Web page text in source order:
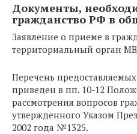
Документы,
гражданство РФ в
Заявление о приеме в
территориальный орган
Перечень
приведен в пп. 10-12
рассмотрения вопросов
утвержденного Указом
2002 года №1325.